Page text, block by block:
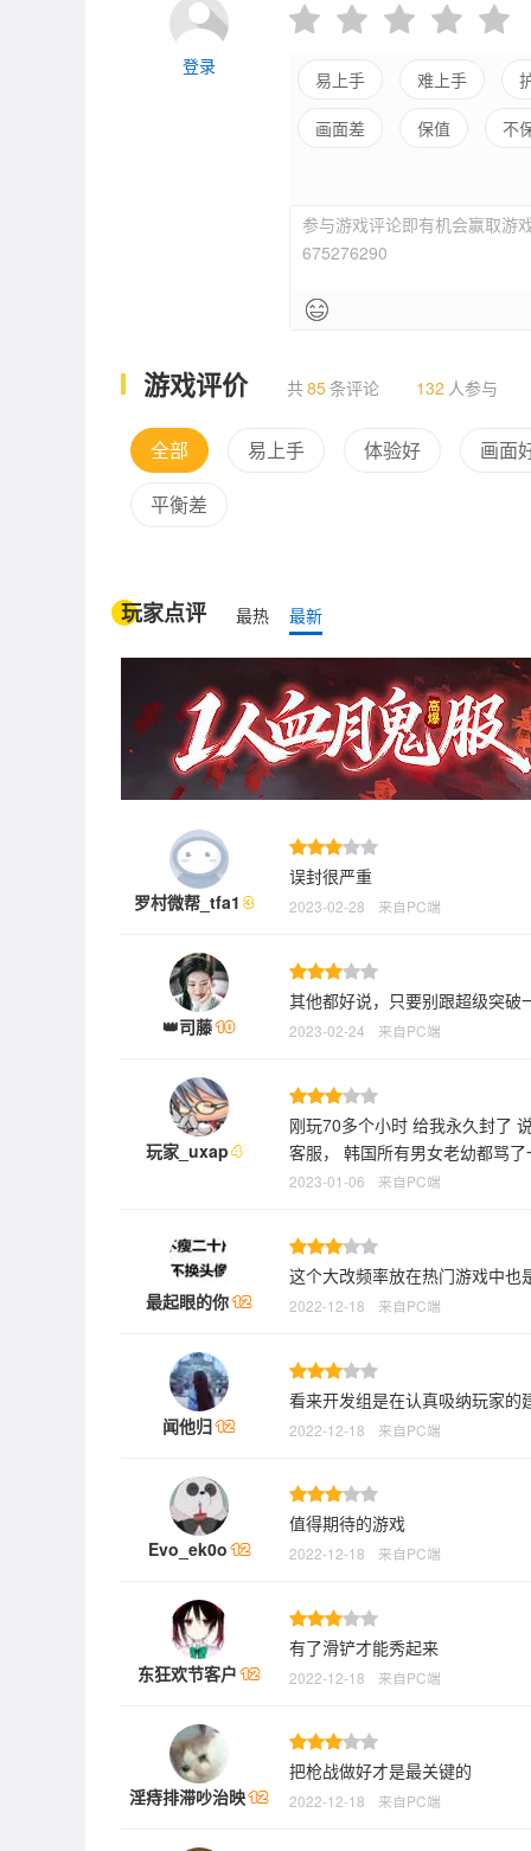
登录
易上手 难上手
画面差 保值 不
竞技失衡 平衡佳
参与游戏评论即有机会赢取游
675276290
游戏评价 共85条评论 132 人参与
全部 易上手 体验好
画面
平衡差
玩家点评 最热 最新
罗村微帮_tfa1
误封很严重
2023-02-28 来自PC端
👑司藤
其他都好说，只要别跟超级突破
2023-02-24 来自PC端
玩家_uxap
刚玩70多个小时 给我永久封了 说用是用软件 申诉无
客服， 韩国所有男女老幼都骂
2023-01-06 来自PC端
最起眼的你
这个大改频率放在热门游戏中也
2022-12-18 来自PC端
闻他归
看来开发组是在认真吸纳玩家的
2022-12-18 来自PC端
Evo_ek0o
值得期待的游戏
2022-12-18 来自PC端
东狂欢节客户
有了滑铲才能秀起来
2022-12-18 来自PC端
淫痔排滞吵治映
把枪战做好才是最关键的
2022-12-18 来自PC端